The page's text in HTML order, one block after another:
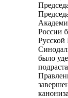
России
Русской
было